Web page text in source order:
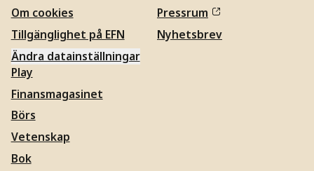
Om cookies
Tillgänglighet på EFN
Ändra datainställningar
Pressrum
Nyhetsbrev
Play
Finansmagasinet
Börs
Vetenskap
Bok